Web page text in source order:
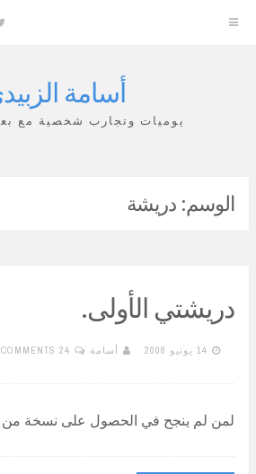
أسامة
يوميات وتجارب شخصية مع
الوسم: دريشة
دريشتي الأولى.
14 يونيو 2008 أسامة 24 COMMENTS
لمن لم ينجح في الحصول على نسخة من